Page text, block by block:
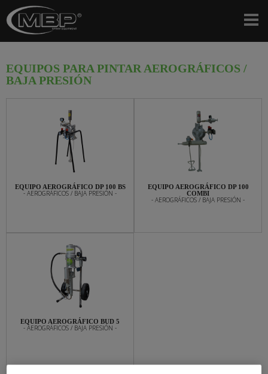
EQUIPOS PARA PINTAR AEROGRÁFICOS /
BAJA PRESIÓN
EQUIPO AEROGRÁFICO DP 100 BS
- AEROGRÁFICOS / BAJA PRESIÓN -
EQUIPO AEROGRÁFICO DP 100
COMBI
- AEROGRÁFICOS / BAJA PRESIÓN -
EQUIPO AEROGRÁFICO BUD 5
- AEROGRÁFICOS / BAJA PRESIÓN -